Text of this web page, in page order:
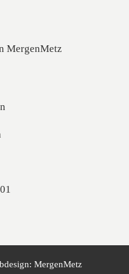
MergenMetz
MergenMetz